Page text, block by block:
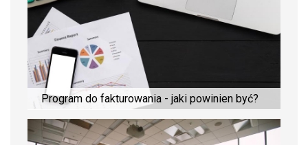
Program do fakturowania - jaki powinien być?